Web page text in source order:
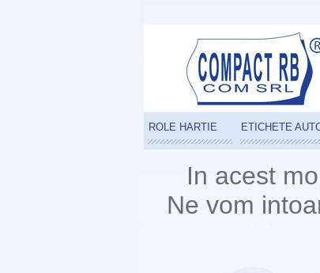
ROLE HARTIE ETICHETE
In acest
Ne vom